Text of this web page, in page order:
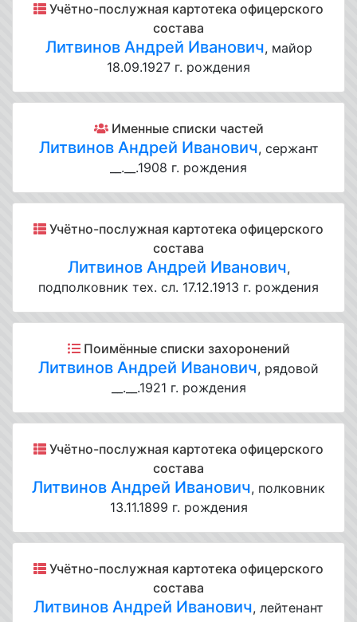
Учётно-послужная картотека офицерского
состава
Литвинов Андрей Иванович, майор
18.09.1927 г. рождения
Именные списки частей
Литвинов Андрей Иванович, сержант
__.__.1908 г. рождения
Учётно-послужная картотека офицерского
состава
Литвинов Андрей Иванович,
подполковник тех. сл. 17.12.1913 г. рождения
Поимённые списки захоронений
Литвинов Андрей Иванович, рядовой
__.__.1921 г. рождения
Учётно-послужная картотека офицерского
состава
Литвинов Андрей Иванович, полковник
13.11.1899 г. рождения
Учётно-послужная картотека офицерского
состава
Литвинов Андрей Иванович, лейтенант